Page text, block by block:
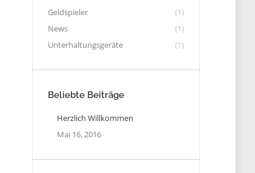
Geldspieler
(1)
News
(1)
Unterhaltungsgeräte
(1)
Beliebte Beiträge
Herzlich Willkommen
Mai 16, 2016